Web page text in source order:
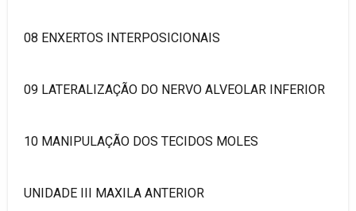
08 ENXERTOS INTERPOSICIONAIS
09 LATERALIZAÇÃO DO NERVO ALVEOLAR INFERIOR
10 MANIPULAÇÃO DOS TECIDOS MOLES
UNIDADE III MAXILA ANTERIOR